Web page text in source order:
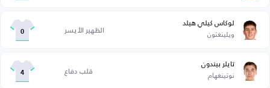
لوكاس كيلي هيلد
ويلينغتون الظهير الأيسر 0
تايلر بيندون
نوتينغهام قلب دفاع 4